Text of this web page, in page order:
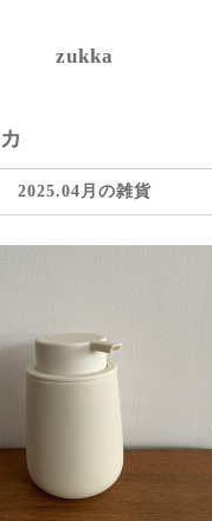
zukka
2025.04月の雑貨